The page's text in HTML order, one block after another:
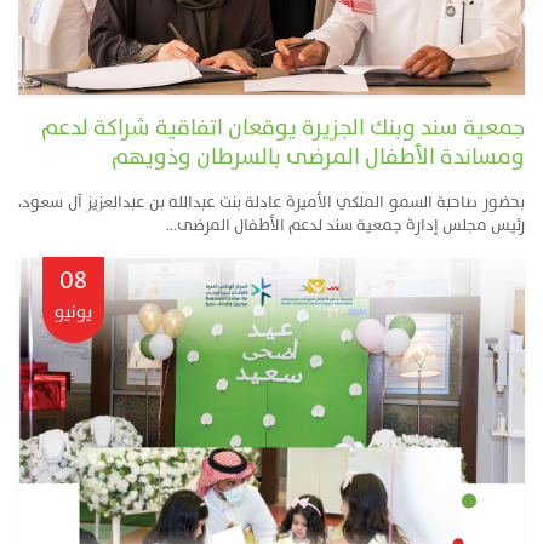
جمعية سند وبنك الجزيرة يوقعان اتفاقية شراكة لدعم
ومساندة الأطفال المرضى بالسرطان وذويهم
بحضور صاحبة السمو الملكي الأميرة عادلة بنت عبدالله بن عبدالعزيز آل سعود،
رئيس مجلس إدارة جمعية سند لدعم الأطفال المرضى...
08
يونيو